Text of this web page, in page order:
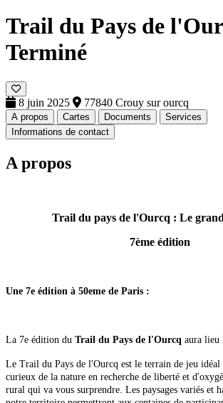
Trail du Pays de
Terminé
8 juin 2025 77840 Crouy sur ourcq
A propos Cartes Documents
Services
Informations de contact
A propos
Trail du pays de l'Ourcq : Le
7ème édition
Une 7e édition à 50eme de Paris :
La 7e édition du Trail du Pays de l'Ourcq aura lieu
Le Trail du Pays de l'Ourcq est le terrain de jeu idéal
curieux de la nature en recherche de liberté et
rural qui va vous surprendre. Les paysages variés et